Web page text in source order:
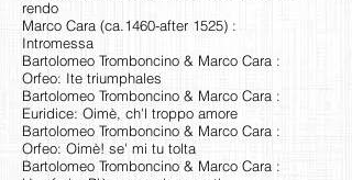
rendo
Marco Cara (ca.1460-after 1525) :
Intromessa
Bartolomeo Tromboncino & Marco Cara :
Orfeo: Ite triumphales
Bartolomeo Tromboncino & Marco Cara :
Euridice: Oimè, ch'l troppo amore
Bartolomeo Tromboncino & Marco Cara :
Orfeo: Oimè! se' mi tu tolta
Bartolomeo Tromboncino & Marco Cara :